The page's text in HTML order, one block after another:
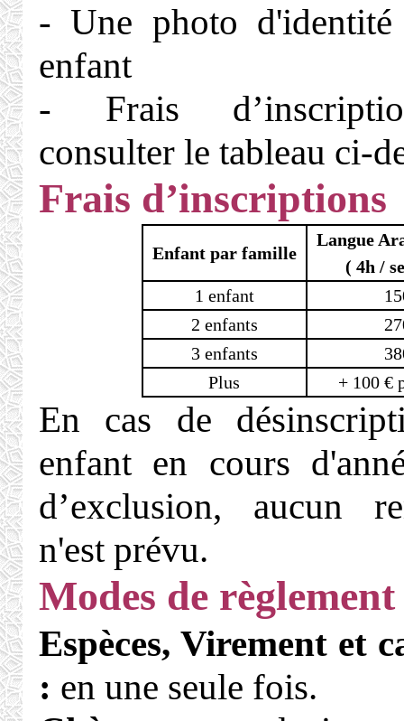
- Une photo d'identité
enfant
- Frais
consulter le tableau ci-
Frais d’inscriptions
Enfant par famille
Langue
( 4h /
1 enfant
2 enfants
3 enfants
Plus
+ 100 €
En cas de
enfant en cours
d’exclusion, aucun
n'est prévu.
Modes de règlement
Espèces, Virement et
: en une seule fois.